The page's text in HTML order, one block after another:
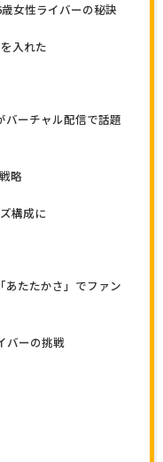
女性ライバーの秘訣
入れた
バーチャル配信で話題
略
構成に
あたたかさ」でファン
バーの挑戦